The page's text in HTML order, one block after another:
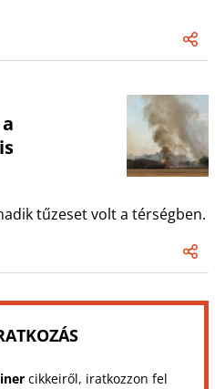
tűzeset volt a térségben.
cikkeiről, iratkozzon fel